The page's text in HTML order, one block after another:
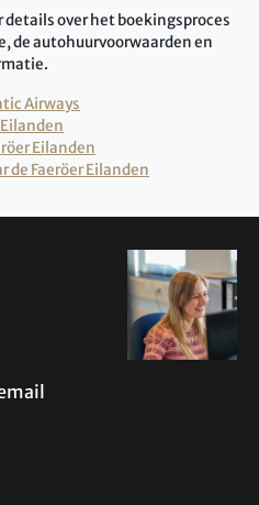
over het boekingsproces
de autohuurvoorwaarden en
Airways
Eilanden
Faeröer Eilanden